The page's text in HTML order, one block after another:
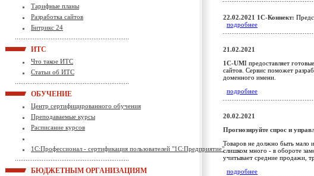
Тарифные планы
Разработка сайтов
Битрикс 24
ИТС
Что такое ИТС
Статьи об ИТС
ОБУЧЕНИЕ
Центр сертифицированного обучения
Преподаваемые курсы
Расписание курсов
1С:Профессионал - сертификация пользователей "1С:Предприятие"
БЮДЖЕТНЫМ ОРГАНИЗАЦИЯМ
22.02.2021 1С-Коннект:
подробнее
21.02.2021
1С-UMI предоставляет
сайтов. Сервис поможет
доменного имени.
подробнее
20.02.2021
Прогнозируйте спрос и
Товаров не должно быть мало
слишком много - в обороте
учитывает средние продажи,
подробнее